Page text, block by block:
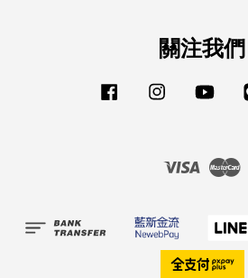
關注我們
Facebook Instagram
Visa